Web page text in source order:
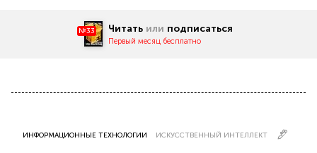
№33 Читать или подписаться
Первый месяц бесплатно
ИНФОРМАЦИОННЫЕ ТЕХНОЛОГИИ ИСКУССТВЕННЫЙ ИНТЕЛЛЕКТ